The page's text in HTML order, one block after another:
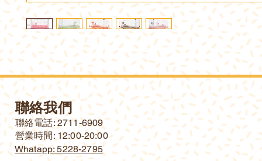
聯絡我們
​聯絡電話: 2711-6909
營業時間: 12:00-20:00
Whatapp: 5228-2795